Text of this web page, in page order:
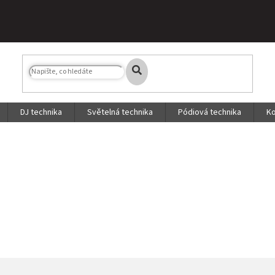
DJ technika Světelná technika Pódiová technika